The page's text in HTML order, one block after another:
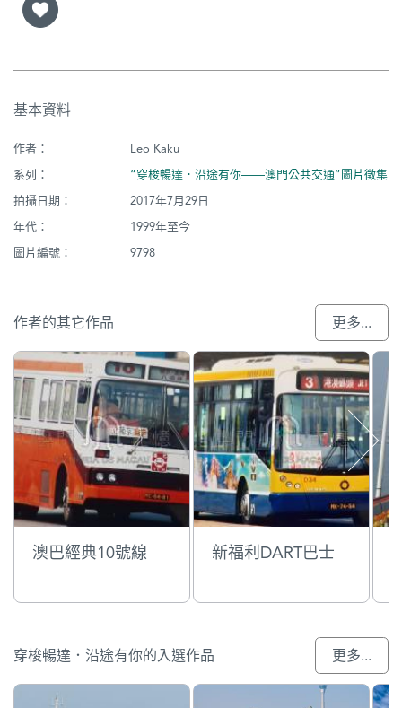
基本資料
作者：
Leo Kaku
系列：
“穿梭暢達．沿途有你——澳門公共交通”圖片徵集
拍攝日期：
2017年7月29日
年代：
1999年至今
圖片編號：
9798
作者的其它作品 更多...
澳巴經典10號線 新福利DART巴士
穿梭暢達．沿途有你的入選作品 更多...